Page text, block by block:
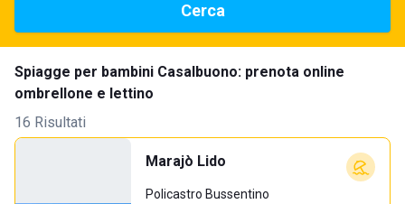
Cerca
Spiagge per bambini Casalbuono: prenota online
ombrellone e lettino
16 Risultati
Marajò Lido
Policastro Bussentino